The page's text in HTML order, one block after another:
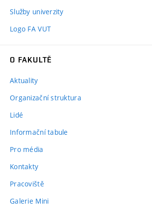
Služby univerzity
Logo FA VUT
O FAKULTĚ
Aktuality
Organizační struktura
Lidé
Informační tabule
Pro média
Kontakty
Pracoviště
Galerie Mini